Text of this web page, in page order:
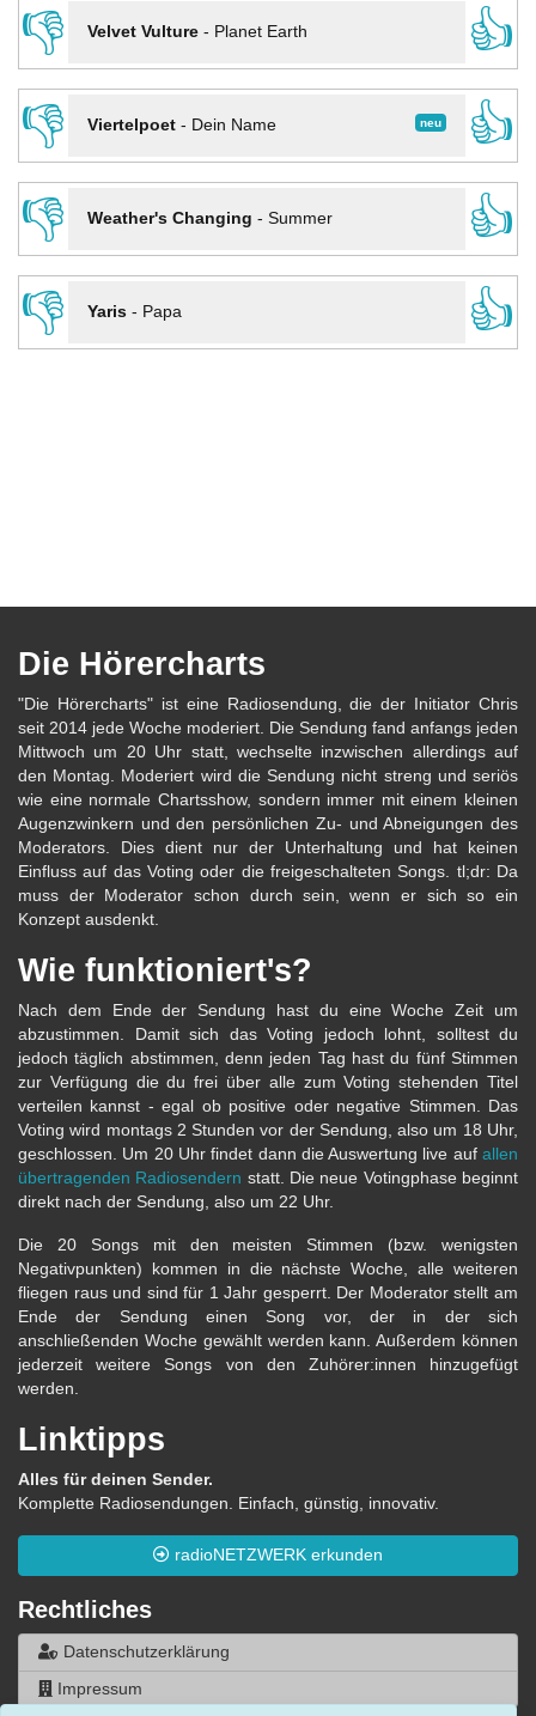
👎
Velvet Vulture- Planet Earth
👍
👎
neu
Viertelpoet- Dein Name
👍
👎
Weather's Changing - Summer
👍
👎
Yaris- Papa 👍
Die Hörercharts
"Die Hörercharts" ist eine Radiosendung, die der Initiator Chris
seit 2014 jede Woche moderiert. Die Sendung fand anfangs jeden
Mittwoch um 20 Uhr statt, wechselte inzwischen allerdings auf
den Montag. Moderiert wird die Sendung nicht streng und seriös
wie eine normale Chartsshow, sondern immer mit einem kleinen
Augenzwinkern und den persönlichen Zu- und Abneigungen des
Moderators. Dies dient nur der Unterhaltung und hat keinen
Einfluss auf das Voting oder die freigeschalteten Songs. tl;dr: Da
muss der Moderator schon durch sein, wenn er sich so ein
Konzept ausdenkt.
Wie funktioniert's?
Nach dem Ende der Sendung hast du eine Woche Zeit um
abzustimmen. Damit sich das Voting jedoch lohnt, solltest du
jedoch täglich abstimmen, denn jeden Tag hast du fünf Stimmen
zur Verfügung die du frei über alle zum Voting stehenden Titel
verteilen kannst - egal ob positive oder negative Stimmen. Das
Voting wird montags 2 Stunden vor der Sendung, also um 18 Uhr,
geschlossen. Um 20 Uhr findet dann die Auswertung live auf allen
übertragenden Radiosendern statt. Die neue Votingphase beginnt
direkt nach der Sendung, also um 22 Uhr.
Die 20 Songs mit den meisten Stimmen (bzw. wenigsten
Negativpunkten) kommen in die nächste Woche, alle weiteren
fliegen raus und sind für 1 Jahr gesperrt. Der Moderator stellt am
Ende der Sendung einen Song vor, der in der sich
anschließenden Woche gewählt werden kann. Außerdem können
jederzeit weitere Songs von den Zuhörer:innen hinzugefügt
werden.
Linktipps
Alles für deinen Sender.
Komplette Radiosendungen. Einfach, günstig, innovativ.
radioNETZWERK erkunden
Rechtliches
Datenschutzerklärung
Impressum